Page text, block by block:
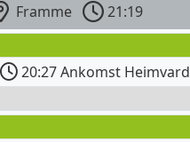
Framme
21:19
20:27 Ankomst Heimvard